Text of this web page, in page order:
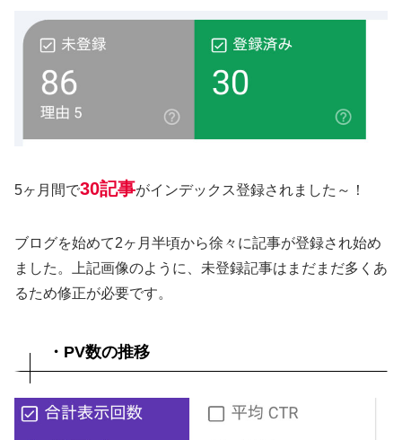
5ヶ月間で30記事がインデックス登録されました～！
ブログを始めて2ヶ月半頃から徐々に記事が登録され始め
ました。上記画像のように、未登録記事はまだまだ多くあ
るため修正が必要です。
・PV数の推移